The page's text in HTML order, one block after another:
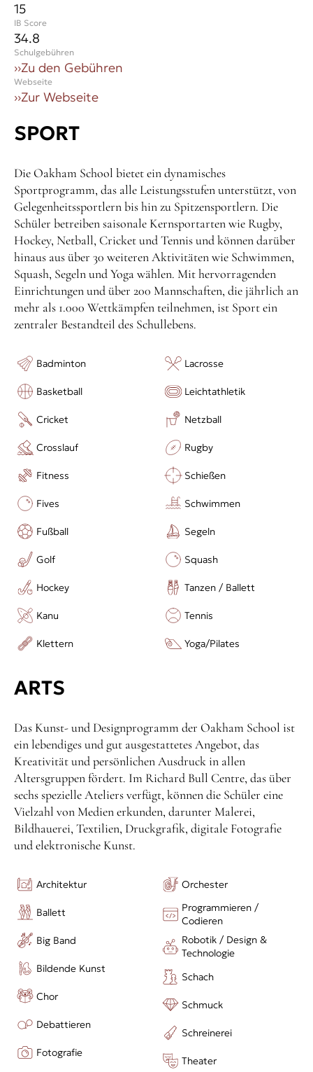
15
IB Score
34.8
Schulgebühren
››Zu den Gebühren
Webseite
››Zur Webseite
SPORT
Die Oakham School bietet ein dynamisches
Sportprogramm, das alle Leistungsstufen unterstützt, von
Gelegenheitssportlern bis hin zu Spitzensportlern. Die
Schüler betreiben saisonale Kernsportarten wie Rugby,
Hockey, Netball, Cricket und Tennis und können darüber
hinaus aus über 30 weiteren Aktivitäten wie Schwimmen,
Squash, Segeln und Yoga wählen. Mit hervorragenden
Einrichtungen und über 200 Mannschaften, die jährlich an
mehr als 1.000 Wettkämpfen teilnehmen, ist Sport ein
zentraler Bestandteil des Schullebens.
Badminton
Basketball
Cricket
Crosslauf
Fitness
Fives
Fußball
Golf
Hockey
Kanu
Klettern
Lacrosse
Leichtathletik
Netzball
Rugby
Schießen
Schwimmen
Segeln
Squash
Tanzen / Ballett
Tennis
Yoga/Pilates
ARTS
Das Kunst- und Designprogramm der Oakham School ist
ein lebendiges und gut ausgestattetes Angebot, das
Kreativität und persönlichen Ausdruck in allen
Altersgruppen fördert. Im Richard Bull Centre, das über
sechs spezielle Ateliers verfügt, können die Schüler eine
Vielzahl von Medien erkunden, darunter Malerei,
Bildhauerei, Textilien, Druckgrafik, digitale Fotografie
und elektronische Kunst.
Architektur
Ballett
Big Band
Bildende Kunst
Chor
Debattieren
Fotografie
Orchester
Programmieren /
Codieren
Robotik / Design &
Technologie
Schach
Schmuck
Schreinerei
Theater